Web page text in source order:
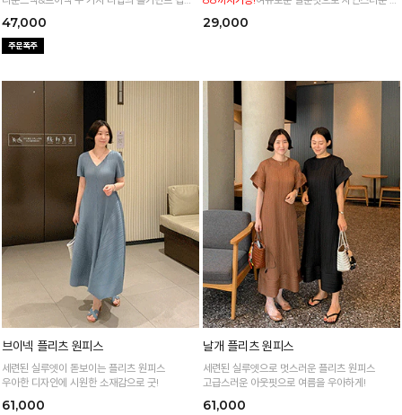
47,000 29,000
브이넥 플리츠 원피스
세련된 실루엣이 돋보이는 플리츠 원피스
우아한 디자인에 시원한 소재감으로 굿!
61,000
날개 플리츠 원피스
세련된 실루엣으로 멋스러운 플리츠 원피스
고급스러운 아웃핏으로 여름을 우아하게!
61,000